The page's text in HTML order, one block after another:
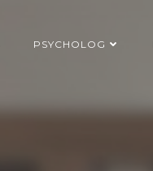
PSYCHOLOG